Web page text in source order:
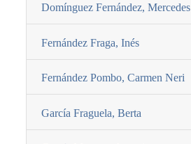
Domí­nguez Fernández, Mercedes
Fernández Fraga, Inés
Fernández Pombo, Carmen Neri
Garcí­a Fraguela, Berta